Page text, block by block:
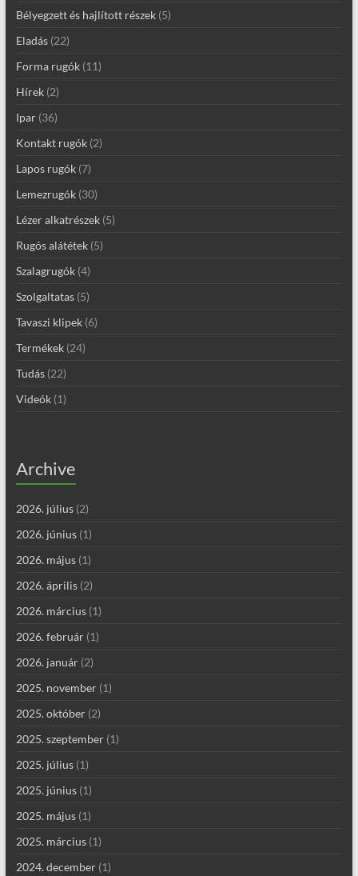
Bélyegzett és hajlított részek(5)
Eladás(22)
Forma rugók(11)
Hírek(2)
Ipar(36)
Kontakt rugók(2)
Lapos rugók(7)
Lemezrugók(30)
Lézer alkatrészek(5)
Rugós alátétek(5)
Szalagrugók(4)
Szolgaltatas(5)
Tavaszi klipek(6)
Termékek(24)
Tudás(22)
Videók(1)
Archive
2026. július(2)
2026. június(1)
2026. május(1)
2026. április(2)
2026. március(1)
2026. február(1)
2026. január(2)
2025. november(1)
2025. október(2)
2025. szeptember(1)
2025. július(1)
2025. június(1)
2025. május(1)
2025. március(1)
2024. december(1)